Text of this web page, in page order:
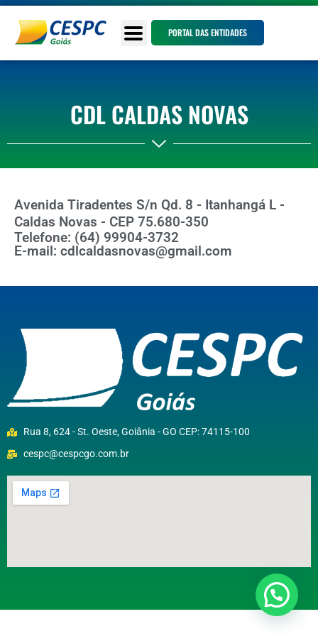
PORTAL DAS ENTIDADES
CDL CALDAS NOVAS
Avenida Tiradentes S/n Qd. 8 - Itanhangá L -
Caldas Novas - CEP 75.680-350
Telefone: (64) 99904-3732
E-mail: cdlcaldasnovas@gmail.com
Rua 8, 624 - St. Oeste, Goiânia - GO CEP: 74115-100
cespc@cespcgo.com.br